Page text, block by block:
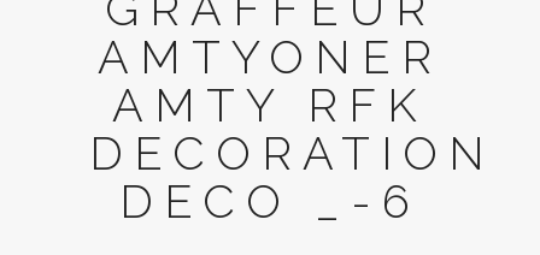
AMTYONER
AMTY RFK
DECORATION
DECO _-6